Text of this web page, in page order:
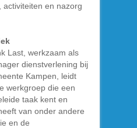
en nazorg
Last, werkzaam als
dienstverlening bij
Kampen, leidt
werkgroep die een
taak kent en
van onder andere
en de